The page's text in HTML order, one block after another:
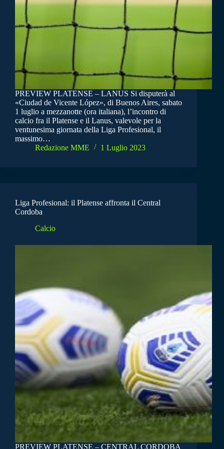
PREVIEW PLATENSE – LANUS Si disputerà al
«Ciudad de Vicente López», di Buenos Aires, sabato
1 luglio a mezzanotte (ora italiana), l’incontro di
calcio fra il Platense e il Lanus, valevole per la
ventunesima giornata della Liga Profesional, il
massimo…
Redazione MME
1 Luglio 2023
Liga Profesional: il Platense affronta il Central
Cordoba
Calcio
PREVIEW PLATENSE – CENTRAL CORDOBA